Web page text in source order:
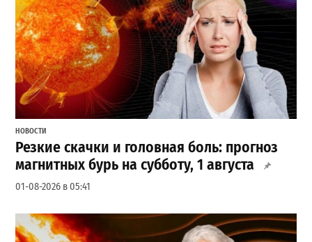
НОВОСТИ
Резкие скачки и головная боль: прогноз
магнитных бурь на субботу, 1 августа
01-08-2026 в 05:41